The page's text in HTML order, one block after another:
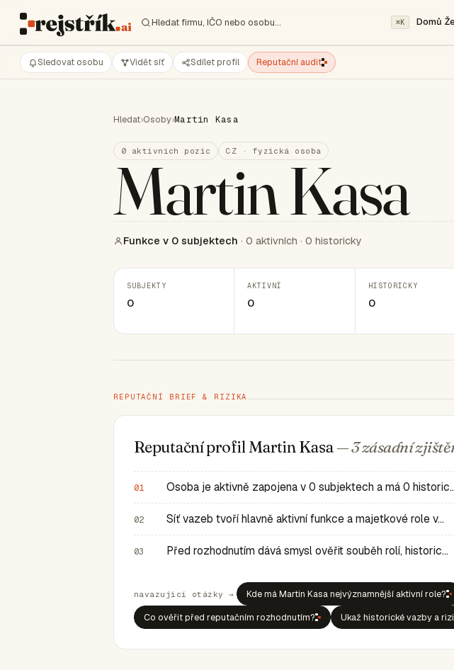
Hledat firmu, IČO nebo osobu… ⌘K Domů
Sledovat osobu Vidět síť Sdílet profil Reputační audit
Hledat›Osoby›Martin Kasa
0 aktivních pozic CZ · fyzická osoba
Martin Kasa
Funkce v 0 subjektech · 0 aktivních · 0 historicky
SUBJEKTY
0
AKTIVNÍ
0
HISTORICKY
0
REPUTAČNÍ BRIEF & RIZIKA
Reputační profil Martin Kasa— 3 zásadní
01 Osoba je aktivně zapojena v 0 subjektech a má 0
02 Síť vazeb tvoří hlavně aktivní funkce a majetkové role v…
03 Před rozhodnutím dává smysl ověřit souběh rolí, historic…
navazující otázky → Kde má Martin Kasa nejvýznamnější aktivní role?
Co ověřit před reputačním rozhodnutím?
Ukaž historické vazby a